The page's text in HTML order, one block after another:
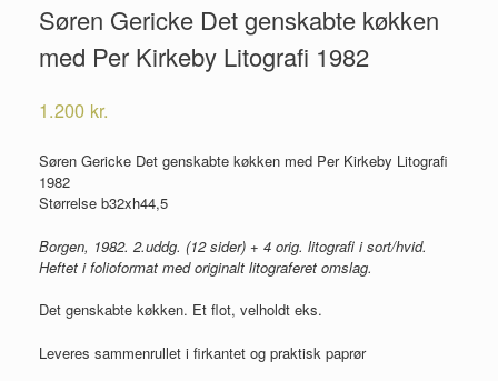
Søren Gericke Det genskabte køkken
med Per Kirkeby Litografi 1982
1.200 kr.
Søren Gericke Det genskabte køkken med Per Kirkeby Litografi
1982
Størrelse b32xh44,5
Borgen, 1982. 2.uddg. (12 sider) + 4 orig. litografi i sort/hvid.
Heftet i folioformat med originalt litograferet omslag.
Det genskabte køkken. Et flot, velholdt eks.
Leveres sammenrullet i firkantet og praktisk paprør